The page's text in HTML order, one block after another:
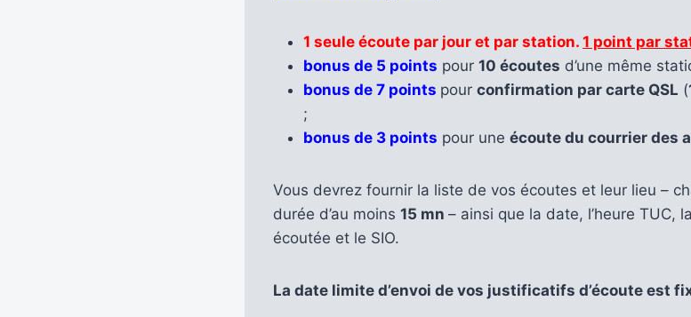
1 seule écoute par jour et par station. 1 point par
bonus de 5 points pour 10 écoutes d’une même
bonus de 7 points pour confirmation par carte QSL (
;
bonus de 3 points pour une écoute du courrier des
Vous devrez fournir la liste de vos écoutes et leur lieu –
durée d’au moins 15 mn – ainsi que la date, l’heure TUC,
écoutée et le SIO.
La date limite d’envoi de vos justificatifs d’écoute est